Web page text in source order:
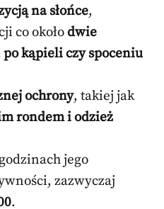
na słońce,
co okołodwie
po kąpieli czy spoceniu
ochrony, takiej jak
rondem i odzież
jego
zazwyczaj
.